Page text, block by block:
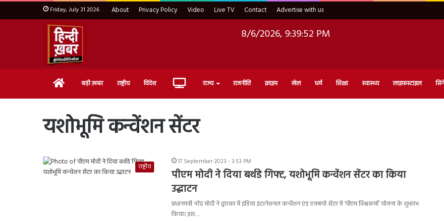
Friday, July 31 2026 About Privacy Policy Video Live TV Contact Advertise with us
8/6/2026, 9:39:53 PM
Home बड़ी ख़बर राष्ट्रीय विदेश Live राज्य राजनीति क्राइम खेल धर्म शिक्षा स्वास्थ्य लाइफ़स्टाइल
यशोभूमि कन्वेंशन सेंटर
राष्ट्रीय
17 September 2023 - 3:53 PM
पीएम मोदी ने दिया बर्थडे गिफ्ट, यशोभूमि कन्वेंशन सेंटर का किया
उद्घाटन
प्रधानमंत्री नरेंद्र मोदी ने द्वारका में इंडिया इंटरनेशनल कन्वेंशन एंड एक्सपो सेंटर में ‘पीएम विश्वकर्मा’ योजना के शुभारंभ
किया। इस…